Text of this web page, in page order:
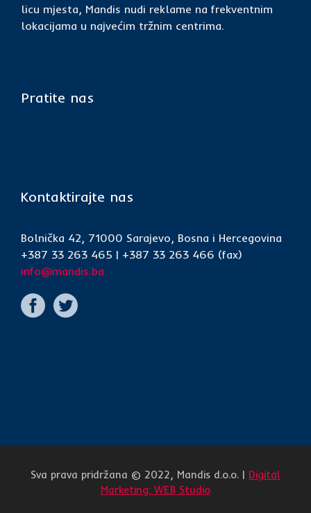
licu mjesta, Mandis nudi reklame na frekventnim
lokacijama u najvećim tržnim centrima.
Pratite nas
Kontaktirajte nas
Bolnička 42, 71000 Sarajevo, Bosna i Hercegovina
+387 33 263 465 | +387 33 263 466 (fax)
info@mandis.ba
Sva prava pridržana © 2022, Mandis d.o.o. | Digital
Marketing: WEB Studio